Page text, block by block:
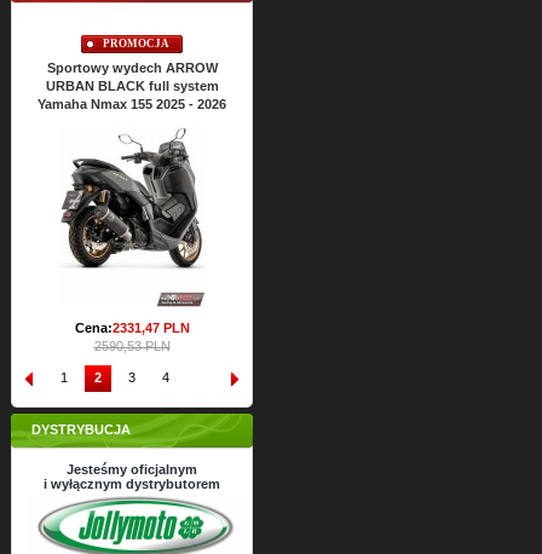
PROMOCJA
Sportowy wydech ARROW
URBAN BLACK full system
Yamaha Nmax 155 2025 - 2026
Cena:2331,47PLN
2590,53 PLN
1 2 3 4
DYSTRYBUCJA
Jesteśmy oficjalnym
i wyłącznym dystrybutorem